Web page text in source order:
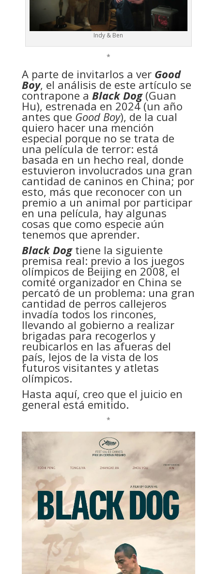
Indy & Ben
*
A parte de invitarlos a ver Good
Boy, el análisis de este artículo se
contrapone a Black Dog (Guan
Hu), estrenada en 2024 (un año
antes que Good Boy), de la cual
quiero hacer una mención
especial porque no se trata de
una película de terror: está
basada en un hecho real, donde
estuvieron involucrados una gran
cantidad de caninos en China; por
esto, más que reconocer con un
premio a un animal por participar
en una película, hay algunas
cosas que como especie aún
tenemos que aprender.
Black Dogtiene la siguiente
premisa real: previo a los juegos
olímpicos de Beijing en 2008, el
comité organizador en China se
percató de un problema: una gran
cantidad de perros callejeros
invadía todos los rincones,
llevando al gobierno a realizar
brigadas para recogerlos y
reubicarlos en las afueras del
país, lejos de la vista de los
futuros visitantes y atletas
olímpicos.
Hasta aquí, creo que el juicio en
general está emitido.
*